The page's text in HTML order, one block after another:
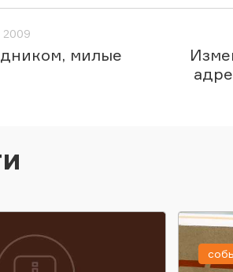
2009
милые